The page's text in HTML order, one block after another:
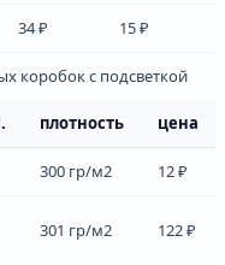
34 ₽ 15 ₽
коробок с подсветкой
плотность цена
300 гр/м2 12 ₽
301 гр/м2 122 ₽